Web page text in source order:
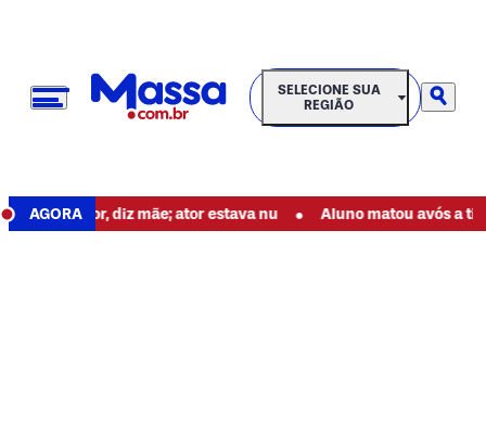
SELECIONE SUA REGIÃO
SELECIONE SUA
REGIÃO
AGORA
de dor, diz mãe; ator estava nu • Aluno matou avós a tiros